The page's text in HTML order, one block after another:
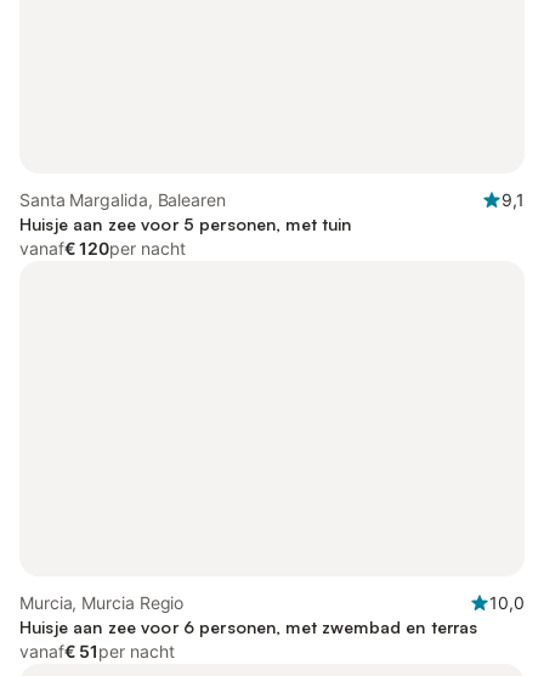
Santa Margalida, Balearen
9,1
Huisje aan zee voor 5 personen, met tuin
vanaf€ 120per nacht
Murcia, Murcia Regio
10,0
Huisje aan zee voor 6 personen, met zwembad en terras
vanaf€ 51per nacht